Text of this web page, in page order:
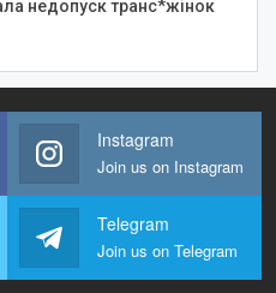
недопуск транс*жінок
Instagram
Join us on Instagram
Telegram
Join us on Telegram